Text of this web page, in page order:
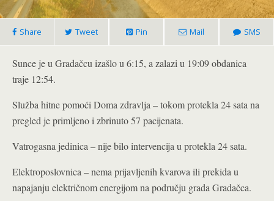
Share Tweet Pin Mail SMS
Sunce je u Gradačcu izašlo u 6:15, a zalazi u 19:09 obdanica
traje 12:54.
Služba hitne pomoći Doma zdravlja – tokom protekla 24 sata na
pregled je primljeno i zbrinuto 57 pacijenata.
Vatrogasna jedinica – nije bilo intervencija u protekla 24 sata.
Elektroposlovnica – nema prijavljenih kvarova ili prekida u
napajanju električnom energijom na području grada Gradačca.